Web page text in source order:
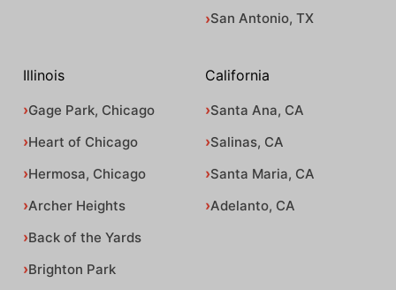
San Antonio, TX
Illinois
Gage Park, Chicago
Heart of Chicago
Hermosa, Chicago
Archer Heights
Back of the Yards
Brighton Park
California
Santa Ana, CA
Salinas, CA
Santa Maria, CA
Adelanto, CA